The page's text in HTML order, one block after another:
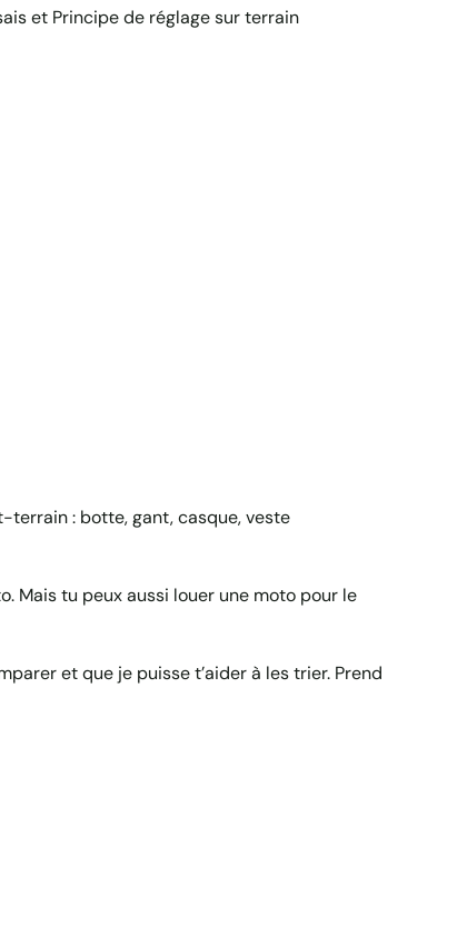
et Principe de réglage sur terrain
: botte, gant, casque, veste
Mais tu peux aussi louer une moto pour le
et que je puisse t’aider à les trier. Prend